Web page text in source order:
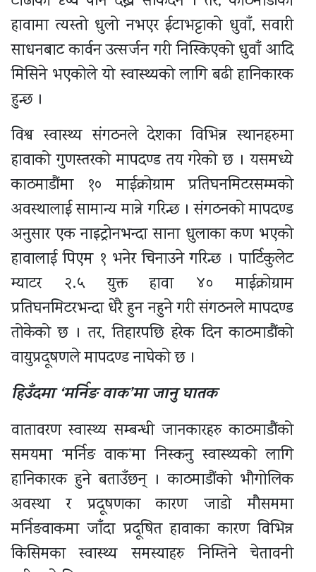
हावामा त्यस्तो धुलो नभएर ईटाभट्टाको धुवाँ, सवारी
साधनबाट कार्वन उत्सर्जन गरी निस्किएको धुवाँ आदि
मिसिने भएकोले यो स्वास्थ्यको लागि बढी हानिकारक
हुन्छ ।
विश्व स्वास्थ्य संगठनले देशका विभिन्न स्थानहरुमा
हावाको गुणस्तरको मापदण्ड तय गरेको छ । यसमध्ये
काठमाडौंमा १० माईक्रोग्राम प्रतिघनमिटरसम्मको
अवस्थालाई सामान्य मान्ने गरिन्छ । संगठनको मापदण्ड
अनुसार एक नाइट्रोनभन्दा साना धुलाका कण भएको
हावालाई पिएम १ भनेर चिनाउने गरिन्छ । पार्टिकुलेट
म्याटर २.५ युक्त हावा ४० माईक्रोग्राम
प्रतिघनमिटरभन्दा धेरै हुन नहुने गरी संगठनले मापदण्ड
तोकेको छ । तर, तिहारपछि हरेक दिन काठमाडौंको
वायुप्रदूषणले मापदण्ड नाघेको छ ।
हिउँदमा ‘मर्निङ वाक’मा जानु घातक
वातावरण स्वास्थ्य सम्बन्धी जानकारहरु काठमाडौंको
समयमा ‘मर्निङ वाक’मा निस्कनु स्वास्थ्यको लागि
हानिकारक हुने बताउँछन् । काठमाडौंको भौगोलिक
अवस्था र प्रदूषणका कारण जाडो मौसममा
मर्निङवाकमा जाँदा प्रदूषित हावाका कारण विभिन्न
किसिमका स्वास्थ्य समस्याहरु निम्तिने चेतावनी